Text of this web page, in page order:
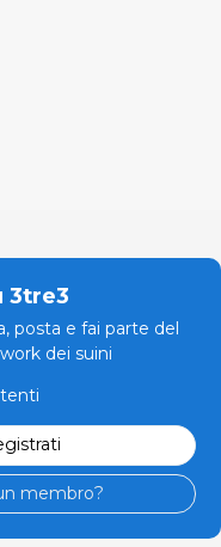
3tre3
posta e fai parte del
dei suini
membro?